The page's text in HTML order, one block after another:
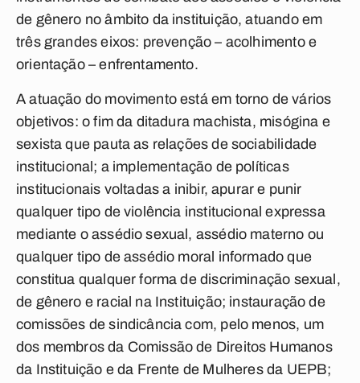
de gênero no âmbito da instituição, atuando em
três grandes eixos: prevenção – acolhimento e
orientação – enfrentamento.
A atuação do movimento está em torno de vários
objetivos: o fim da ditadura machista, misógina e
sexista que pauta as relações de sociabilidade
institucional; a implementação de políticas
institucionais voltadas a inibir, apurar e punir
qualquer tipo de violência institucional expressa
mediante o assédio sexual, assédio materno ou
qualquer tipo de assédio moral informado que
constitua qualquer forma de discriminação sexual,
de gênero e racial na Instituição; instauração de
comissões de sindicância com, pelo menos, um
dos membros da Comissão de Direitos Humanos
da Instituição e da Frente de Mulheres da UEPB;